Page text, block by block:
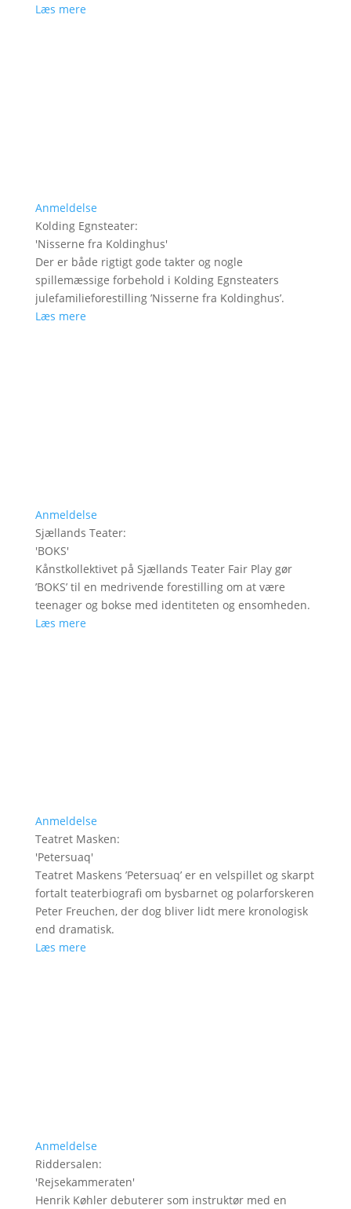
Læs mere
Anmeldelse
Kolding Egnsteater:
'Nisserne fra Koldinghus'
Der er både rigtigt gode takter og nogle
spillemæssige forbehold i Kolding Egnsteaters
julefamilieforestilling ’Nisserne fra Koldinghus’.
Læs mere
Anmeldelse
Sjællands Teater:
'BOKS'
Kånstkollektivet på Sjællands Teater Fair Play gør
’BOKS’ til en medrivende forestilling om at være
teenager og bokse med identiteten og ensomheden.
Læs mere
Anmeldelse
Teatret Masken:
'Petersuaq'
Teatret Maskens ’Petersuaq’ er en velspillet og skarpt
fortalt teaterbiografi om bysbarnet og polarforskeren
Peter Freuchen, der dog bliver lidt mere kronologisk
end dramatisk.
Læs mere
Anmeldelse
Riddersalen:
'Rejsekammeraten'
Henrik Køhler debuterer som instruktør med en